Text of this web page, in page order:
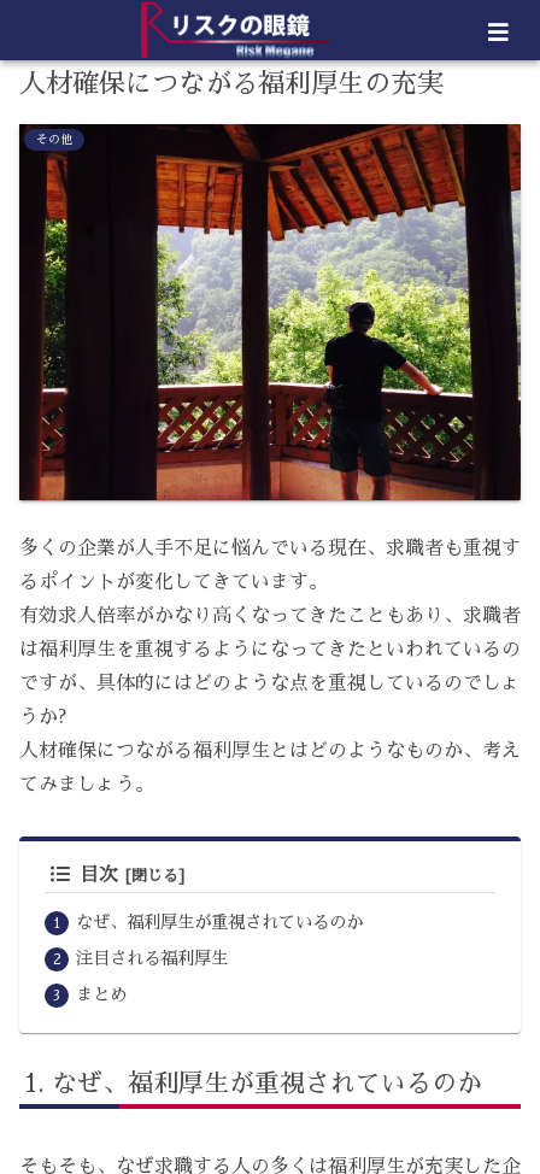
人材確保につながる福利厚生の充実
その他
多くの企業が人手不足に悩んでいる現在、求職者も重視す
るポイントが変化してきています。
有効求人倍率がかなり高くなってきたこともあり、求職者
は福利厚生を重視するようになってきたといわれているの
ですが、具体的にはどのような点を重視しているのでしょ
うか?
人材確保につながる福利厚生とはどのようなものか、考え
てみましょう。
目次
なぜ、福利厚生が重視されているのか
注目される福利厚生
まとめ
なぜ、福利厚生が重視されているのか
そもそも、なぜ求職する人の多くは福利厚生が充実した企